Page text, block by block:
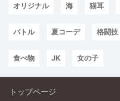
オリジナル 海 猫耳
バトル 夏コーデ 格闘技
食べ物 JK 女の子
トップページ